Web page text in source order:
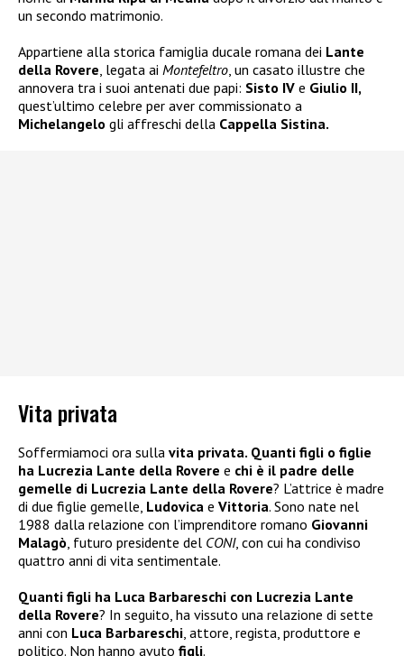
un secondo matrimonio.
Appartiene alla storica famiglia ducale romana dei Lante
della Rovere , legata ai Montefeltro , un casato illustre che
annovera tra i suoi antenati due papi: Sisto IV e Giulio II,
quest’ultimo celebre per aver commissionato a
Michelangelo gli affreschi della Cappella Sistina.
Vita privata
Soffermiamoci ora sulla vita privata. Quanti figli o figlie
ha Lucrezia Lante della Rovere e chi è il padre delle
gemelle di Lucrezia Lante della Rovere? L’attrice è madre
di due figlie gemelle, Ludovica e Vittoria. Sono nate nel
1988 dalla relazione con l’imprenditore romano Giovanni
Malagò , futuro presidente del CONI, con cui ha condiviso
quattro anni di vita sentimentale.
Quanti figli ha Luca Barbareschi con Lucrezia Lante
della Rovere? In seguito, ha vissuto una relazione di sette
anni con Luca Barbareschi , attore, regista, produttore e
politico. Non hanno avuto figli.